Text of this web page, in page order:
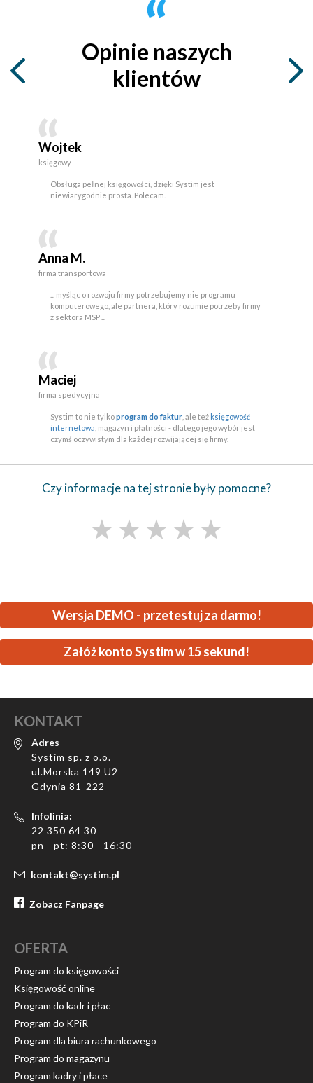
Opinie naszych
klientów
Wojtek
księgowy
Obsługa pełnej księgowości, dzięki Systim jest
niewiarygodnie prosta. Polecam.
Anna M.
firma transportowa
... myśląc o rozwoju firmy potrzebujemy nie programu
komputerowego, ale partnera, który rozumie potrzeby firmy
z sektora MSP ...
Maciej
firma spedycyjna
Systim to nie tylkoprogram do faktur, ale też księgowość
internetowa , magazyn i płatności - dlatego jego wybór jest
czymś oczywistym dla każdej rozwijającej się firmy.
Czy informacje na tej stronie były pomocne?
★★★★★
Wersja DEMO - przetestuj za darmo!
Załóż konto Systim w 15 sekund!
KONTAKT
Adres
Systim sp. z o.o.
ul.Morska 149 U2
Gdynia 81-222
Infolinia:
22 350 64 30
pn - pt: 8:30 - 16:30
kontakt@systim.pl
Zobacz Fanpage
OFERTA
Program do księgowości
Księgowość online
Program do kadr i płac
Program do KPiR
Program dla biura rachunkowego
Program do magazynu
Program kadry i płace